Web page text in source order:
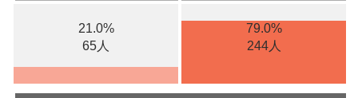
21.0%
65人
79.0%
244人